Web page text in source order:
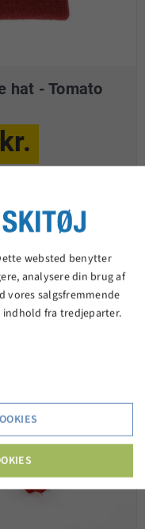
hat - Tomato
websted benytter
analysere din brug af
vores salgsfremmende
fra tredjeparter.